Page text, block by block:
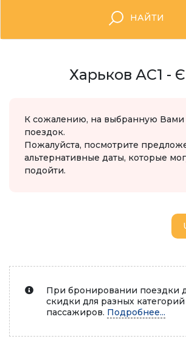
НАЙТИ
Харьков АС1 -
К сожалению, на выбранную Вами
поездок.
Пожалуйста, посмотрите
альтернативные даты, которые
подойти.
При бронировании поездки
скидки для разных категорий
пассажиров. Подробнее...